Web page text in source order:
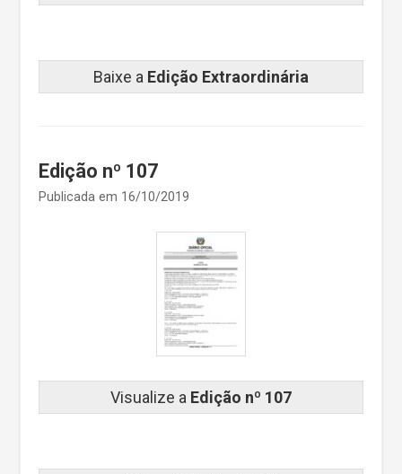
Baixe a Edição Extraordinária
Edição nº 107
Publicada em 16/10/2019
Visualize a Edição nº 107